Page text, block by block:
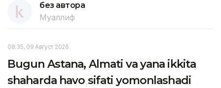
без автора
Муаллиф
08:35, 09 Август 2026
Bugun Astana, Almati va yana ikkita
shaharda havo sifati yomonlashadi